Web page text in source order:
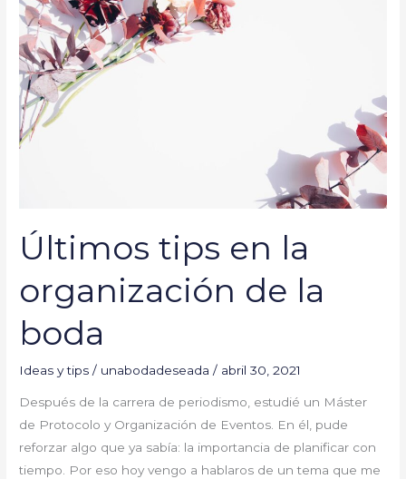
Últimos tips en la
organización de la
boda
Ideas y tips / unabodadeseada/ abril 30, 2021
Después de la carrera de periodismo, estudié un Máster
de Protocolo y Organización de Eventos. En él, pude
reforzar algo que ya sabía: la importancia de planificar con
tiempo. Por eso hoy vengo a hablaros de un tema que me
en
la
organización
de
la
boda